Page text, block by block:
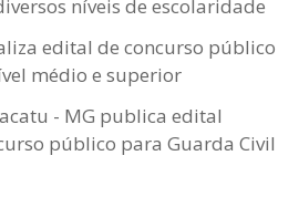
níveis de escolaridade
edital de concurso público
médio e superior
- MG publica edital
público para Guarda Civil